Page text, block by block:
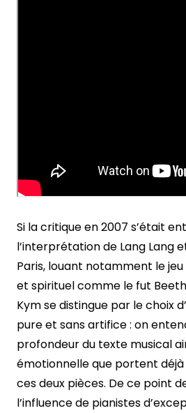
Si la critique en 2007 s’était
l’interprétation de Lang Lang
Paris, louant notamment le
et spirituel comme le fut
Kym se distingue par le choix
pure et sans artifice : on
profondeur du texte musical
émotionnelle que portent
ces deux pièces. De ce point
l’influence de pianistes